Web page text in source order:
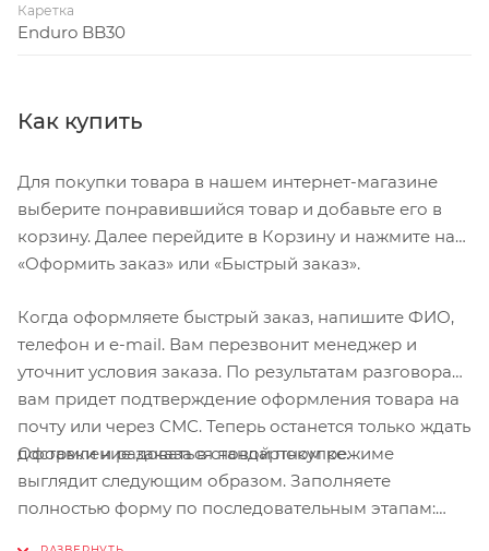
Каретка
Enduro BB30
Как купить
Для покупки товара в нашем интернет-магазине
выберите понравившийся товар и добавьте его в
корзину. Далее перейдите в Корзину и нажмите на
«Оформить заказ» или «Быстрый заказ».
Когда оформляете быстрый заказ, напишите ФИО,
телефон и e-mail. Вам перезвонит менеджер и
уточнит условия заказа. По результатам разговора
вам придет подтверждение оформления товара на
почту или через СМС. Теперь останется только ждать
доставки и радоваться новой покупке.
Оформление заказа в стандартном режиме
выглядит следующим образом. Заполняете
полностью форму по последовательным этапам: